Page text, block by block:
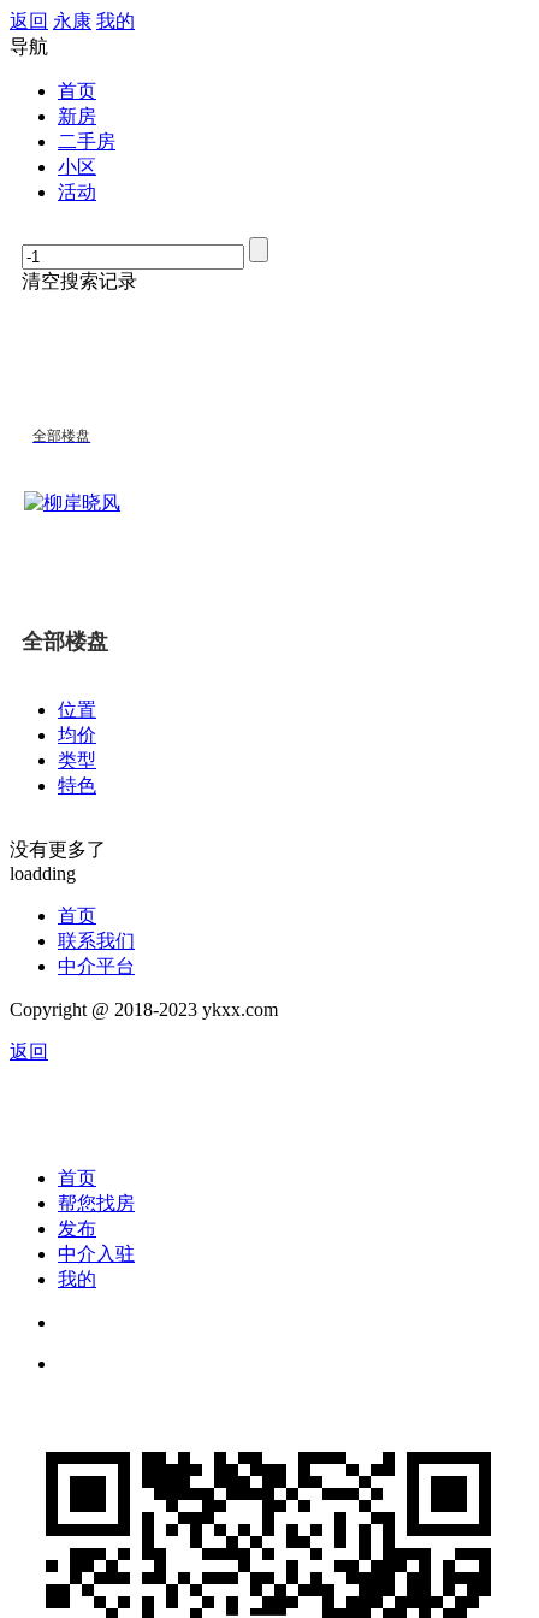
返回 永康 我的
导航
首页
新房
二手房
小区
活动
清空搜索记录
全部楼盘
全部楼盘
位置
均价
类型
特色
没有更多了
loadding
首页
联系我们
中介平台
Copyright @ 2018-2023 ykxx.com
返回
首页
帮您找房
发布
中介入驻
我的